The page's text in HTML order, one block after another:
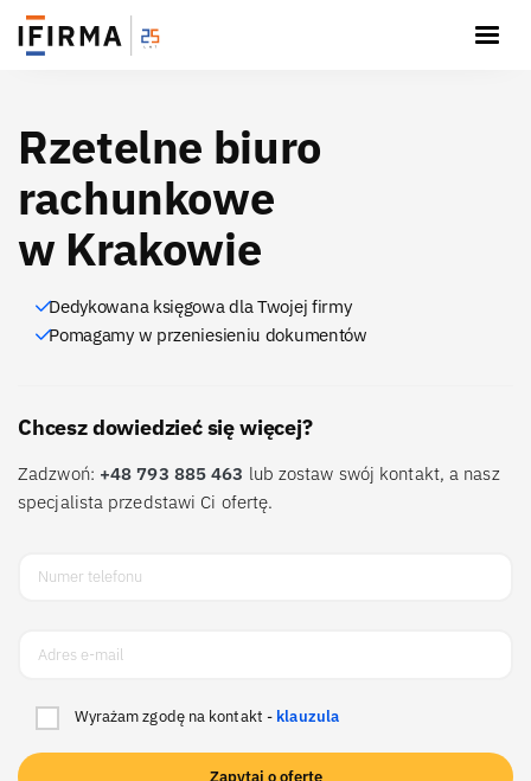
Rzetelne biuro
rachunkowe
w Krakowie
Dedykowana księgowa dla Twojej firmy
Pomagamy w przeniesieniu dokumentów
Chcesz dowiedzieć się więcej?
Zadzwoń: +48 793 885 463 lub zostaw swój kontakt, a nasz
specjalista przedstawi Ci ofertę.
Wyrażam zgodę na kontakt - klauzula